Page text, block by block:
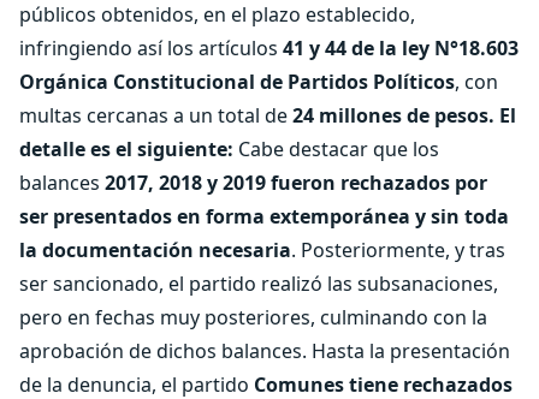
públicos obtenidos, en el plazo establecido,
infringiendo así los artículos 41 y 44 de la ley N°18.603
Orgánica Constitucional de Partidos Políticos, con
multas cercanas a un total de24 millones de pesos. El
detalle es el siguiente: Cabe destacar que los
balances 2017, 2018 y 2019 fueron rechazados por
ser presentados en forma extemporánea y sin toda
la documentación necesaria. Posteriormente, y tras
ser sancionado, el partido realizó las subsanaciones,
pero en fechas muy posteriores, culminando con la
aprobación de dichos balances. Hasta la presentación
de la denuncia, el partido Comunes tiene rechazados